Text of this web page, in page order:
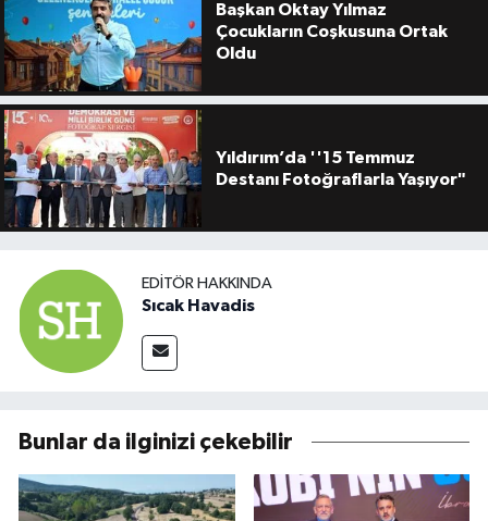
Başkan Oktay Yılmaz
Çocukların Coşkusuna Ortak
Oldu
Yıldırım’da ''15 Temmuz
Destanı Fotoğraflarla Yaşıyor"
EDITÖR HAKKINDA
Sıcak Havadis
Bunlar da ilginizi çekebilir